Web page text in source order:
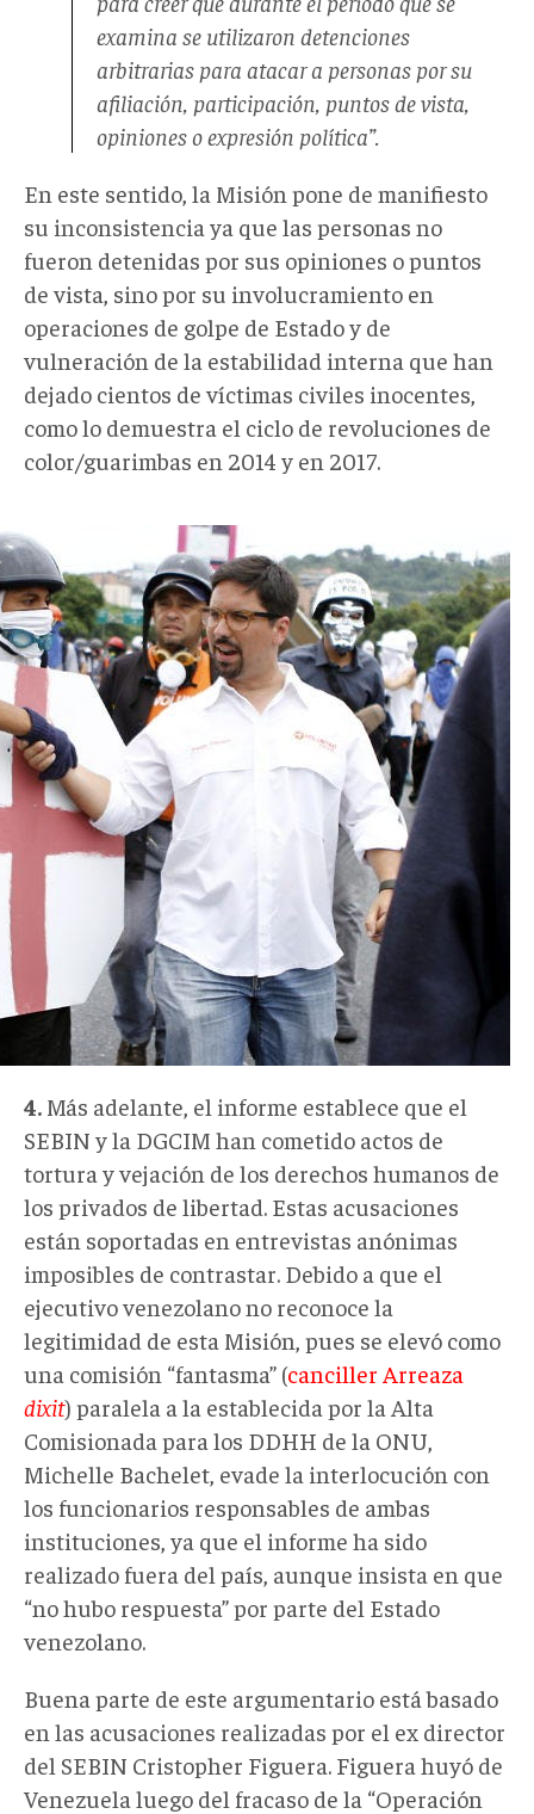
examina se utilizaron detenciones
arbitrarias para atacar a personas por su
afiliación, participación, puntos de vista,
opiniones o expresión política”.
En este sentido, la Misión pone de manifiesto
su inconsistencia ya que las personas no
fueron detenidas por sus opiniones o puntos
de vista, sino por su involucramiento en
operaciones de golpe de Estado y de
vulneración de la estabilidad interna que han
dejado cientos de víctimas civiles inocentes,
como lo demuestra el ciclo de revoluciones de
color/guarimbas en 2014 y en 2017.
4. Más adelante, el informe establece que el
SEBIN y la DGCIM han cometido actos de
tortura y vejación de los derechos humanos de
los privados de libertad. Estas acusaciones
están soportadas en entrevistas anónimas
imposibles de contrastar. Debido a que el
ejecutivo venezolano no reconoce la
legitimidad de esta Misión, pues se elevó como
una comisión “fantasma” (canciller Arreaza
dixit) paralela a la establecida por la Alta
Comisionada para los DDHH de la ONU,
Michelle Bachelet, evade la interlocución con
los funcionarios responsables de ambas
instituciones, ya que el informe ha sido
realizado fuera del país, aunque insista en que
“no hubo respuesta” por parte del Estado
venezolano.
Buena parte de este argumentario está basado
en las acusaciones realizadas por el ex director
del SEBIN Cristopher Figuera. Figuera huyó de
Venezuela luego del fracaso de la “Operación